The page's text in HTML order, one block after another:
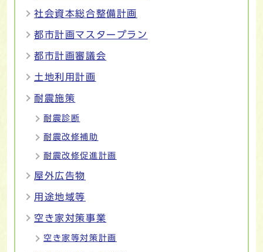
社会資本総合整備計画
都市計画マスタープラン
都市計画審議会
土地利用計画
耐震施策
耐震診断
耐震改修補助
耐震改修促進計画
屋外広告物
用途地域等
空き家対策事業
空き家等対策計画